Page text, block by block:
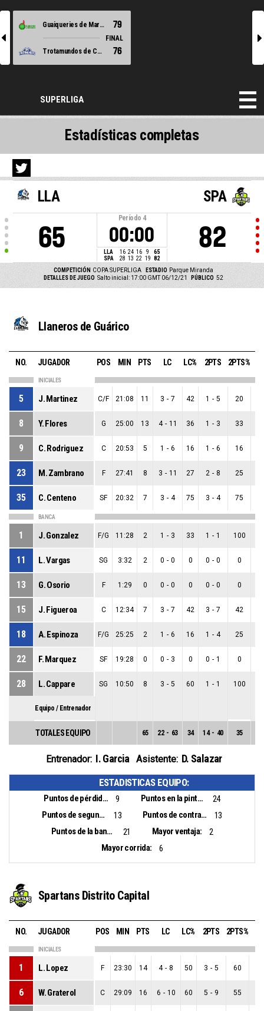
l
Guaiqueries de Margarita 79
FINAL
Trotamundos de Carabobo
76
r
SUPERLIGA
LLA
65
Período 4
00:00
LLA 16 24 16 9
65
SPA
28 13 22 19 82
SPA
82
COMPETICIÓN COPA SUPERLIGA ESTADIO Parque Miranda
DETALLES DE JUEGO Salto inicial: 17:00 GMT 06/12/21 PÚBLICO 52
Estadísticas completas
Llaneros de Guárico
NO. JUGADOR POS MIN PTS LC LC% 2PTS 2PTS%
INICIALES
5 J. Martinez C/F 21:08 11 3 - 7 42 1 - 5 20
8 Y. Flores G 25:00 13 4 - 11 36 1 - 3 33
9 C. Rodriguez C 20:53 5 1 - 6 16 1 - 6 16
23 M. Zambrano F 27:41 8 3 - 11 27 2 - 8 25
35 C. Centeno SF 20:32 7 3 - 4 75 3 - 4 75
BANCA
1 J. Gonzalez F/G 11:28 2 1 - 3 33 1 - 1 100
11 L. Vargas SG 3:32 2 0 - 0 0 0 - 0 0
13 G. Osorio F 1:29 0 0 - 0 0 0 - 0 0
15 J. Figueroa C 12:34 7 3 - 7 42 3 - 7 42
18 A. Espinoza F/G 25:25 2 1 - 6 16 1 - 4 25
22 F. Marquez SF 19:28 0 0 - 3 0 0 - 1 0
28 L. Cappare SG 10:50 8 3 - 5 60 1 - 1 100
Equipo / Entrenador
TOTALES EQUIPO 65 22 - 63 34 14 - 40 35
Entrenador: I. Garcia Asistente: D. Salazar
ESTADISTICAS EQUIPO:
Puntos de pérdidas: 9 Puntos en la pintura:
24
Puntos de segunda oportunidad:
13 Puntos de contra ataque:
13
Puntos de la banca:
21 Mayor ventaja:
2
Mayor corrida:
6
Spartans Distrito Capital
NO. JUGADOR POS MIN PTS LC LC% 2PTS 2PTS%
INICIALES
1 L. Lopez F 23:30 14 4 - 8 50 3 - 5 60
6 W. Graterol C 29:09 16 6 - 10 60 5 - 9 55